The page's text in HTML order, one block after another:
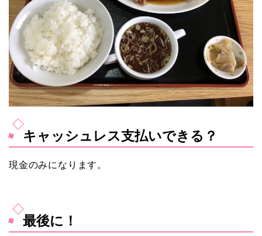
キャッシュレス支払いできる？
現金のみになります。
最後に！